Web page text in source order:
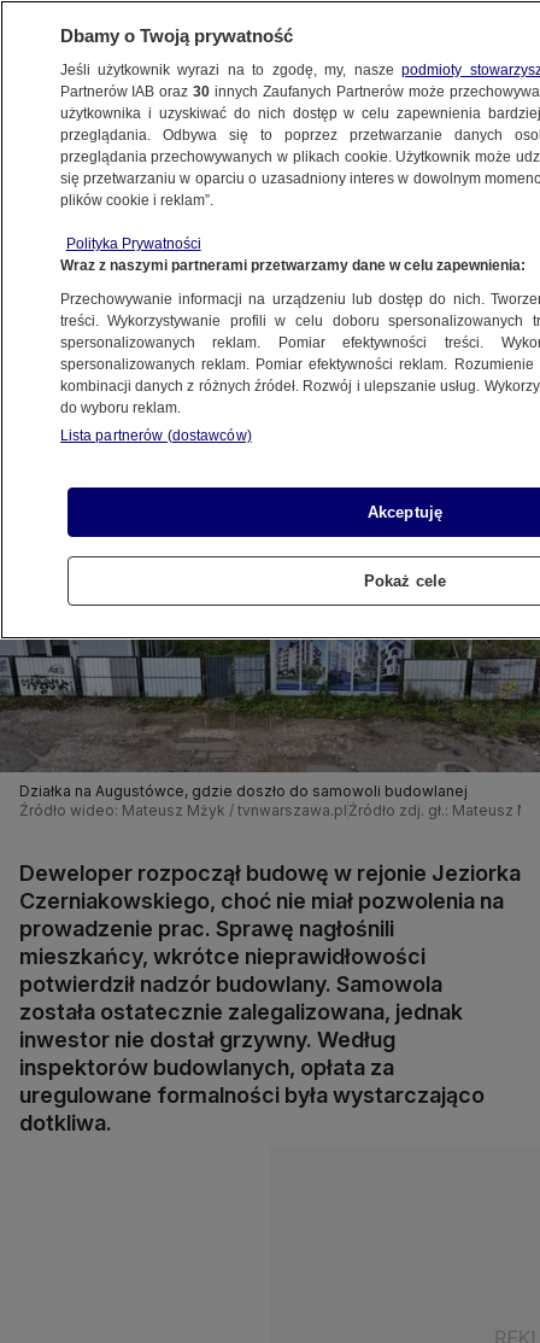
WARSZAWA
MOKOTÓW
Inspektor zalegalizował samowolę
Klaudia Kamieniarz
21.11.2025, 06:50
Posłuchaj artykułu
Czyta lektor AI
Działka na Augustówce, gdzie doszło do samowoli budowlanej
Źródło wideo: Mateusz Mżyk / tvnwarszawa.pl Źródło zdj. gł.: Mateusz
Deweloper rozpoczął budowę w rejonie Jeziorka
Czerniakowskiego, choć nie miał pozwolenia na
prowadzenie prac. Sprawę nagłośnili
mieszkańcy, wkrótce nieprawidłowości
potwierdził nadzór budowlany. Samowola
została ostatecznie zalegalizowana, jednak
inwestor nie dostał grzywny. Według
inspektorów budowlanych, opłata za
uregulowane formalności była wystarczająco
dotkliwa.
Dbamy o Twoją prywatność
Jeśli użytkownik wyrazi na to zgodę, my, naszepodmioty
Partnerów IAB oraz30 innych Zaufanych Partnerów może
użytkownika i uzyskiwać do nich dostęp w celu zapewnienia
przeglądania. Odbywa się to poprzez przetwarzanie danych
przeglądania przechowywanych w plikach cookie. Użytkownik może
się przetwarzaniu w oparciu o uzasadniony interes w dowolnym
plików cookie i reklam”.
Polityka Prywatności
Wraz z naszymi partnerami przetwarzamy dane w celu zapewnienia:
Przechowywanie informacji na urządzeniu lub dostęp do nich.
treści. Wykorzystywanie profili w celu doboru spersonalizowanych
spersonalizowanych reklam. Pomiar efektywności treści.
spersonalizowanych reklam. Pomiar efektywności reklam.
kombinacji danych z różnych źródeł. Rozwój i ulepszanie usług.
do wyboru reklam.
Lista partnerów (dostawców)
Akceptuję
Pokaż cele